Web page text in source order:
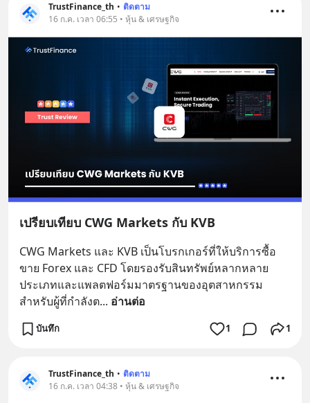
TrustFinance_th • ติดตาม
16 ก.ค. เวลา 06:55 • หุ้น & เศรษฐกิจ
เปรียบเทียบ CWG Markets กับ KVB
CWG Markets และ KVB เป็นโบรกเกอร์ที่ให้บริการซื้อ
ขาย Forex และ CFD โดยรองรับสินทรัพย์หลากหลาย
ประเภทและแพลตฟอร์มมาตรฐานของอุตสาหกรรม
สำหรับผู้ที่กำลังต... อ่านต่อ
บันทึก 1 1
TrustFinance_th • ติดตาม
16 ก.ค. เวลา 04:38 • หุ้น & เศรษฐกิจ